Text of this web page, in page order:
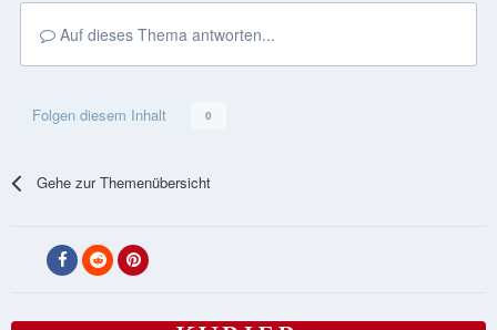
Auf dieses Thema antworten...
Folgen diesem Inhalt 0
Gehe zur Themenübersicht